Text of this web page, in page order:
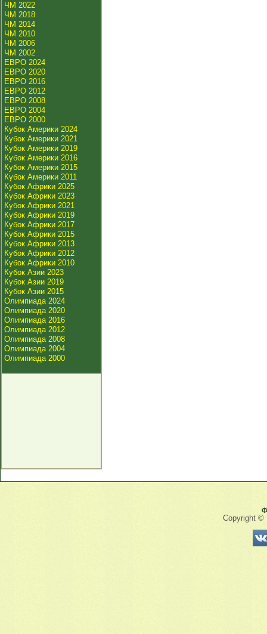
ЧМ 2022
ЧМ 2018
ЧМ 2014
ЧМ 2010
ЧМ 2006
ЧМ 2002
ЕВРО 2024
ЕВРО 2020
ЕВРО 2016
ЕВРО 2012
ЕВРО 2008
ЕВРО 2004
ЕВРО 2000
Кубок Америки 2024
Кубок Америки 2021
Кубок Америки 2019
Кубок Америки 2016
Кубок Америки 2015
Кубок Америки 2011
Кубок Африки 2025
Кубок Африки 2023
Кубок Африки 2021
Кубок Африки 2019
Кубок Африки 2017
Кубок Африки 2015
Кубок Африки 2013
Кубок Африки 2012
Кубок Африки 2010
Кубок Азии 2023
Кубок Азии 2019
Кубок Азии 2015
Олимпиада 2024
Олимпиада 2020
Олимпиада 2016
Олимпиада 2012
Олимпиада 2008
Олимпиада 2004
Олимпиада 2000
Copyright ©